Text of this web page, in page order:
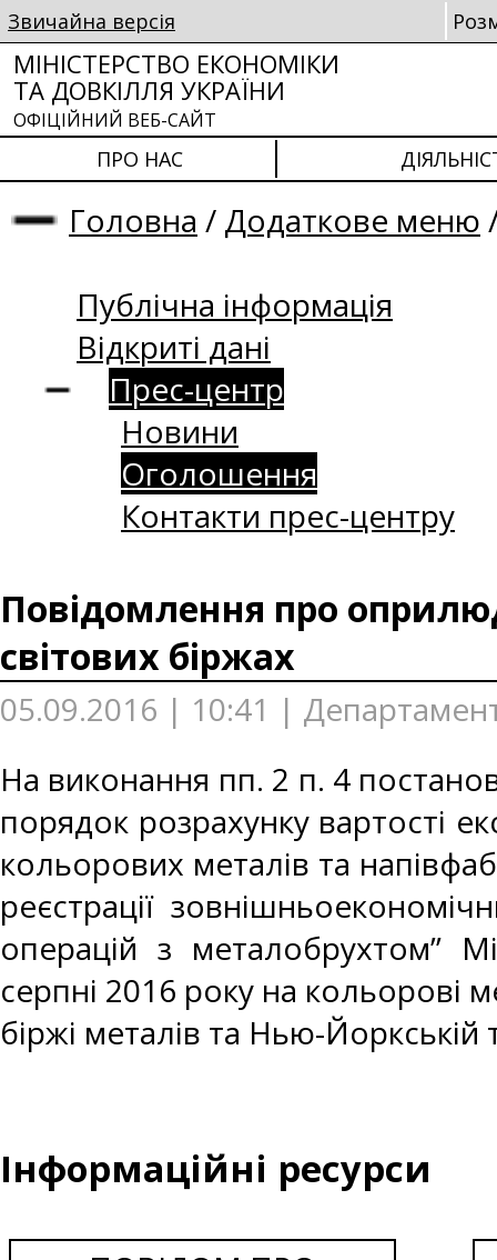
Звичайна версія
МІНІСТЕРСТВО ЕКОНОМІКИ
ТА ДОВКІЛЛЯ УКРАЇНИ
ОФІЦІЙНИЙ ВЕБ-САЙТ
ПРО НАС
Головна / Додаткове меню
Публічна інформація
Відкриті дані
Прес-центр
Новини
Оголошення
Контакти прес-центру
Повідомлення про
світових біржах
05.09.2016 | 10:41 |
На виконання пп. 2 п. 4
порядок розрахунку вартості
кольорових металів та
реєстрації
операцій з металобрухтом”
серпні 2016 року на кольорові
біржі металів та Нью-Йоркській
Інформаційні ресурси